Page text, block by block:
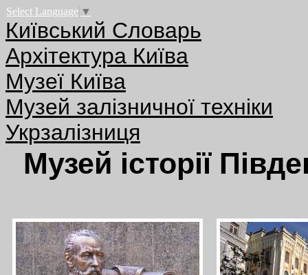
Select Language ▼
Київський Словарь
Архітектура Київа
Музеї Київа
Музей залізничної техніки
Укрзалізниця
Музей історії